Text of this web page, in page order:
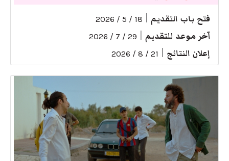
فتح باب التقديم 18 / 5 / 2026
آخر موعد للتقديم 29 / 7 / 2026
إعلان النتائج 21 / 8 / 2026